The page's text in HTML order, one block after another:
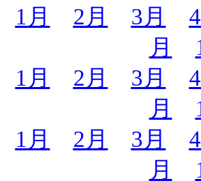
1月 2月 3月
月
1月 2月 3月
月
1月 2月 3月
月